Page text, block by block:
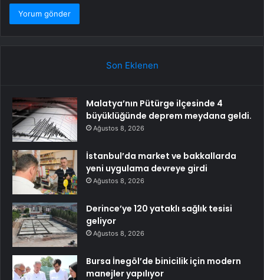
Son Eklenen
Malatya’nın Pütürge ilçesinde 4
büyüklüğünde deprem meydana geldi.
Ağustos 8, 2026
İstanbul’da market ve bakkallarda
yeni uygulama devreye girdi
Ağustos 8, 2026
Derince’ye 120 yataklı sağlık tesisi
geliyor
Ağustos 8, 2026
Bursa İnegöl’de binicilik için modern
manejler yapılıyor